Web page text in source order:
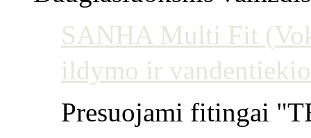
SANHA Multi Fit
ildymo ir
Presuojami fitingai